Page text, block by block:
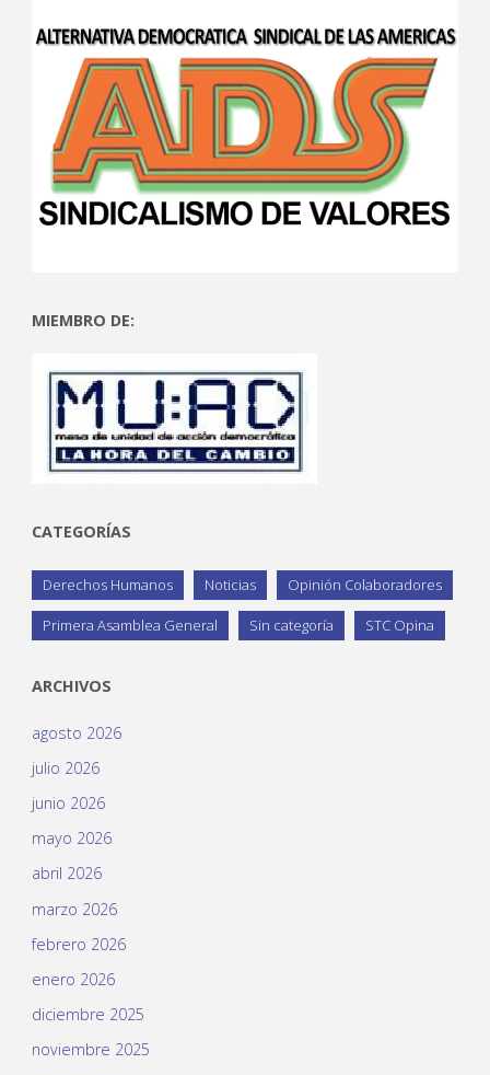
MIEMBRO DE:
CATEGORÍAS
Derechos Humanos Noticias Opinión Colaboradores
Primera Asamblea General Sin categoría STC Opina
ARCHIVOS
agosto 2026
julio 2026
junio 2026
mayo 2026
abril 2026
marzo 2026
febrero 2026
enero 2026
diciembre 2025
noviembre 2025